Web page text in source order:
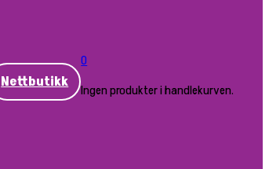
Nettbutikk
0
Ingen produkter i handlekurven.